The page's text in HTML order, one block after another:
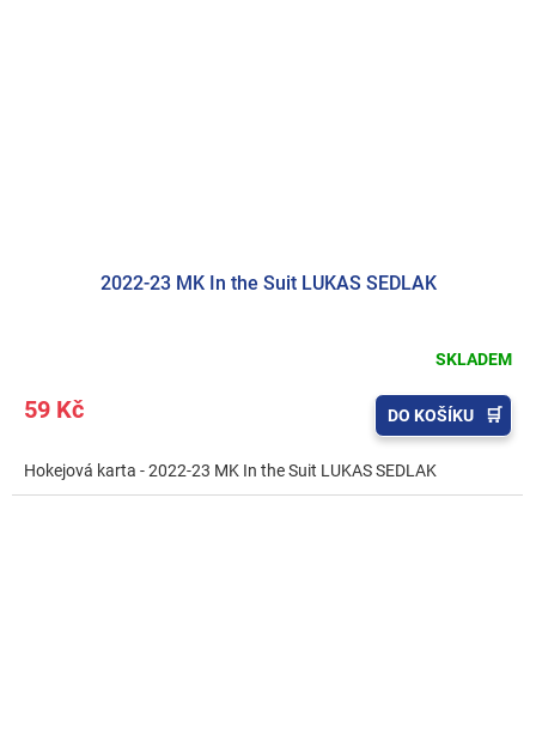
2022-23 MK In the Suit LUKAS SEDLAK
SKLADEM
59 Kč DO KOŠÍKU
Hokejová karta - 2022-23 MK In the Suit LUKAS SEDLAK